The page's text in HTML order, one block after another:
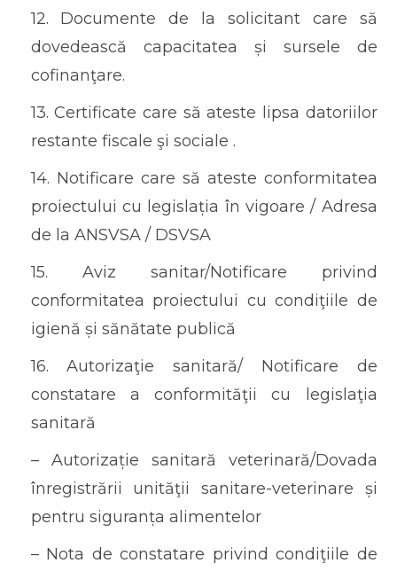
12. Documente de la solicitant care să
dovedească capacitatea și sursele de
cofinanţare.
13. Certificate care să ateste lipsa datoriilor
restante fiscale şi sociale .
14. Notificare care să ateste conformitatea
proiectului cu legislația în vigoare / Adresa
de la ANSVSA / DSVSA
15. Aviz sanitar/Notificare privind
conformitatea proiectului cu condiţiile de
igienă și sănătate publică
16. Autorizaţie sanitară/ Notificare de
constatare a conformităţii cu legislaţia
sanitară
– Autorizație sanitară veterinară/Dovada
înregistrării unităţii sanitare-veterinare și
pentru siguranța alimentelor
– Nota de constatare privind condiţiile de